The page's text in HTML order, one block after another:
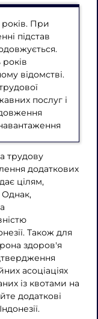
років. При
підстав
відомстві.
послуг і
трудову
додаткових
цілям,
Однак,
Також для
здоров'я
асоціаціях
із квотами на
додаткові